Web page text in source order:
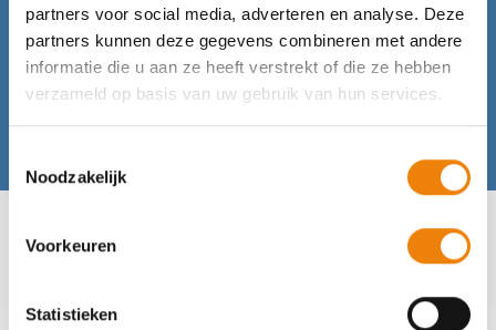
partners voor social media, adverteren en analyse. Deze
partners kunnen deze gegevens combineren met andere
informatie die u aan ze heeft verstrekt of die ze hebben
verzameld op basis van uw gebruik van hun services.
Noodzakelijk
Voorkeuren
Statistieken
Continueer uw onderhoud, ook in tijden van crisis!